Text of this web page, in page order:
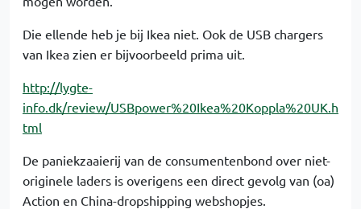
Die ellende heb je bij Ikea niet. Ook de USB chargers
van Ikea zien er bijvoorbeeld prima uit.
http://lygte-
info.dk/review/USBpower%20Ikea%20Koppla%20UK.h
tml
De paniekzaaierij van de consumentenbond over niet-
originele laders is overigens een direct gevolg van (oa)
Action en China-dropshipping webshopjes.